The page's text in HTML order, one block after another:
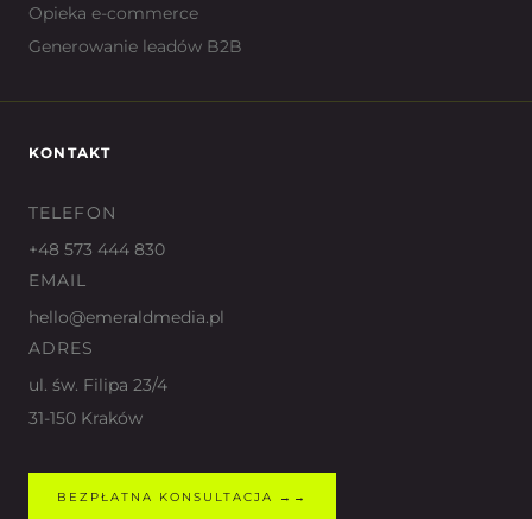
Opieka e-commerce
Generowanie leadów B2B
KONTAKT
TELEFON
+48 573 444 830
EMAIL
hello@emeraldmedia.pl
ADRES
ul. św. Filipa 23/4
31-150 Kraków
BEZPŁATNA KONSULTACJA →